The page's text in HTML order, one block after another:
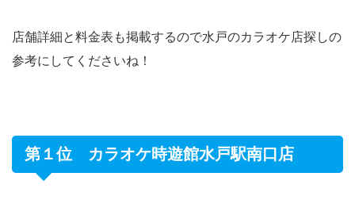
店舗詳細と料金表も掲載するので水戸のカラオケ店探しの
参考にしてくださいね！
第１位 カラオケ時遊館水戸駅南口店